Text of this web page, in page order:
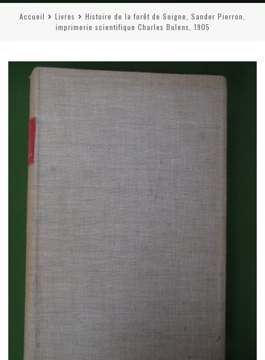
Accueil Livres
Histoire de la forêt de Soigne, Sander Pierron,
imprimerie scientifique Charles Bulens, 1905